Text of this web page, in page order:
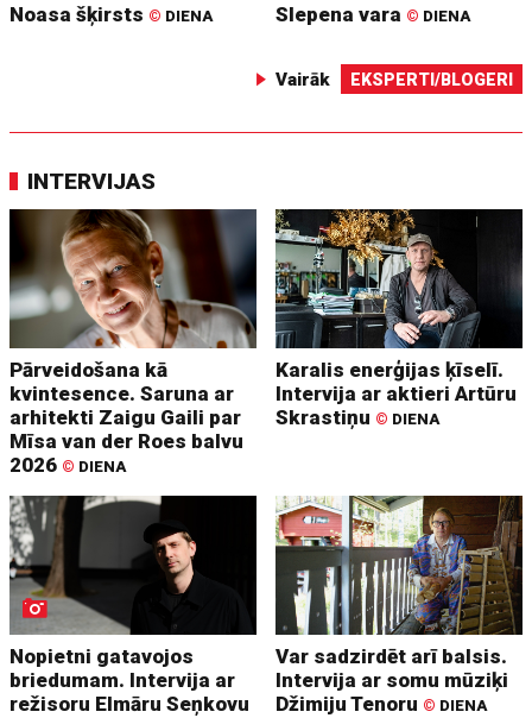
Noasa šķirsts © DIENA Slepena vara © DIENA
Vairāk EKSPERTI/BLOGERI
INTERVIJAS
Pārveidošana kā
kvintesence. Saruna ar
arhitekti Zaigu Gaili par
Mīsa van der Roes balvu
2026 © DIENA
Karalis enerģijas ķīselī.
Intervija ar aktieri Artūru
Skrastiņu © DIENA
Nopietni gatavojos
briedumam. Intervija ar
režisoru Elmāru Seņkovu
Var sadzirdēt arī balsis.
Intervija ar somu mūziķi
Džimiju Tenoru © DIENA